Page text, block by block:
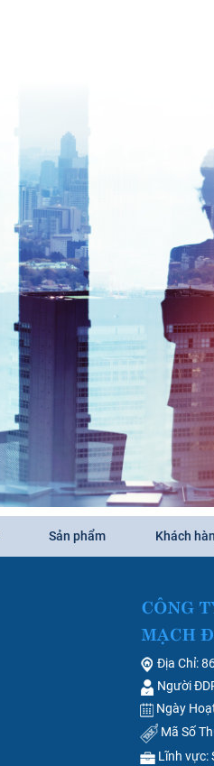
Sản phẩm Khách
Địa Chỉ:
Người
Ngày
Mã Số
Lĩnh vực: